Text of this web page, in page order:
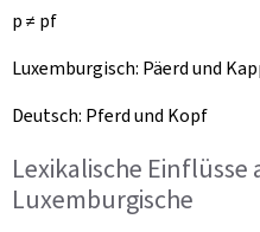
p ≠ pf
Luxemburgisch: Päerdund
Deutsch: Pferd und Kopf
Lexikalische Einflüsse
Luxemburgische